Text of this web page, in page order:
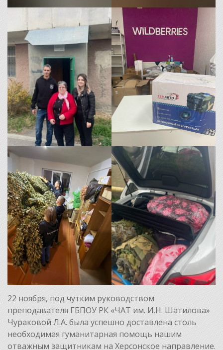
22 ноября, под чутким руководством
преподавателя ГБПОУ РК «ЧАТ им. И.Н. Шатилова»
Чураковой Л.А. была успешно доставлена столь
необходимая гуманитарная помощь нашим
отважным защитникам на Херсонское направление.